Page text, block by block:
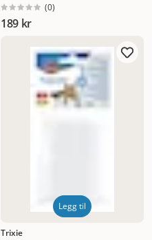
(0)
189 kr
Legg til
Trixie